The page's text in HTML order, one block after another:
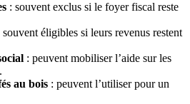
: souvent exclus si le foyer fiscal reste
souvent éligibles si leurs revenus restent
: peuvent mobiliser l’aide sur les
au bois : peuvent l’utiliser pour un